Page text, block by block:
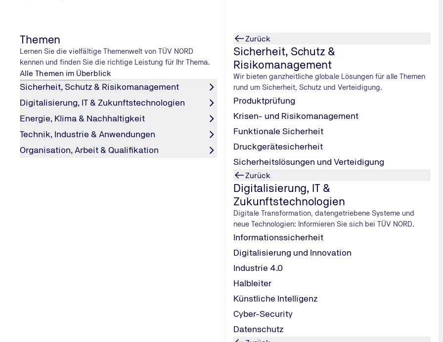
Themen
Lernen Sie die vielfältige Themenwelt von TÜV NORD
kennen und finden Sie die richtige Leistung für Ihr Thema.
Alle Themen im Überblick
Sicherheit, Schutz & Risikomanagement
Digitalisierung, IT & Zukunftstechnologien
Energie, Klima & Nachhaltigkeit
Technik, Industrie & Anwendungen
Organisation, Arbeit & Qualifikation
Zurück
Sicherheit, Schutz &
Risikomanagement
Wir bieten ganzheitliche globale Lösungen für alle Themen
rund um Sicherheit, Schutz und Verteidigung.
Produktprüfung
Krisen- und Risikomanagement
Funktionale Sicherheit
Druckgerätesicherheit
Sicherheitslösungen und Verteidigung
Zurück
Digitalisierung, IT &
Zukunftstechnologien
Digitale Transformation, datengetriebene Systeme und
neue Technologien: Informieren Sie sich bei TÜV NORD.
Informationssicherheit
Digitalisierung und Innovation
Industrie 4.0
Halbleiter
Künstliche Intelligenz
Cyber-Security
Datenschutz
Man hat natürlich immer dieses blöde Klischee im Kopf: Tuner gleich
Nancy Brüggemann
Exakt. Deshalb habe ich ihn dann letztendlich verkauft. Wie der Zufall es will – an einen
Enkeltochter haben wollte und seinen Chauffeur aus Stuttgart geschickt hat, um den Wagen abzuholen. Soweit ich
#explore: Sie haben aber nicht nur Ihre Autos getunt, sondern waren als Moderatorin in der Szene aktiv. Wie kam
Das war Zufall. Ich habe meine Projekte meist mit Sponsoren umgesetzt und kannte deshalb
angesprochen und von einem neuen Onlinemagazin berichtet, für das noch Moderatoren gesucht wurden. Ich habe
erstmal gelacht. Ich konnte mir das erst gar nicht vorstellen, ich bin doch gar keine Moderatorin.
#explore: Sie sind hoffentlich über Ihren Schatten gesprungen?
Ja, ich habe es dann doch ausprobiert und zum Glück hat es geklappt. Dann führte eines zum
Branche berichte. Das habe ich ein paar Jahre in Folge gemacht.